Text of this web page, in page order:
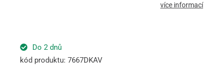
více informací
Do 2 dnů
kód produktu: 7667DKAV